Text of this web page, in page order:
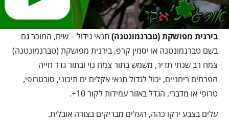
בירנית מפושקת (טברנמונטנה) תנאי גידול – שיח, המוכר גם
בשם טברנמונטנה או יסמין קרפ, בירנית מפושקת (טברנמונטנה)
צמח רב שנתי תדיר, משמש בתור צמח נוי ובתור גדר חייה
הפרחים ריחניים, יכול לגדול תנאי אקלים ים תיכוני, סובטרופי,
טרופי או מדברי, הגדל באזור עמידות לקור 10+.
עלים בצבע ירקו כהה, העלים מבריקים בצורה אובלית.